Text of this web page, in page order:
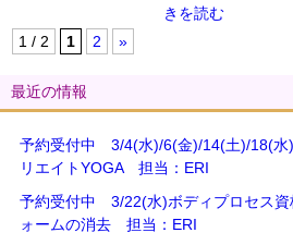
きを読む
1 / 2
1 2 »
最近の情報
予約受付中 3/4(水)/6(金)/14(土)/18(水
リエイトYOGA 担当：ERI
予約受付中 3/22(水)ボディプロセス
ォームの消去 担当：ERI